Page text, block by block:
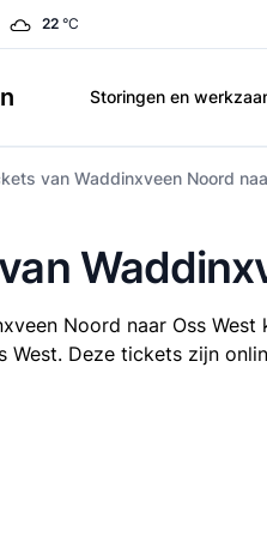
22 °C
Storingen en
van Waddinxveen Noord
Noord naar Oss West
West. Deze tickets zijn